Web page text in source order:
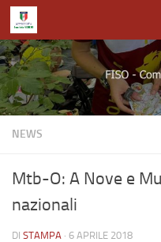
Salta al contenuto
NEWS
Mtb-O: A Nove e
nazionali
DI STAMPA · 6 APRILE 2018